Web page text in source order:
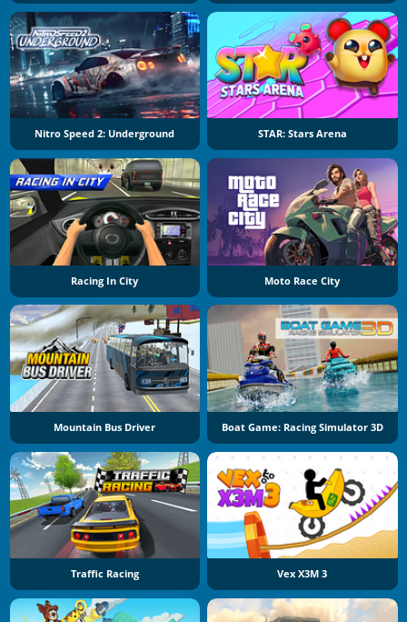
Nitro Speed 2: Underground STAR: Stars Arena
Racing In City Moto Race City
Mountain Bus Driver Boat Game: Racing Simulator 3D
Traffic Racing Vex X3M 3